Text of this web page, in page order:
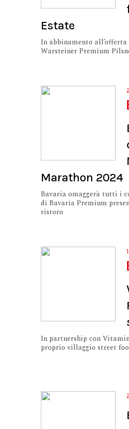
Estate
In abbinamento
Warsteiner Premium
Marathon 2024
Bavaria omaggerà tutti i
di Bavaria Premium
ristoro
In partnership con
proprio villaggio street